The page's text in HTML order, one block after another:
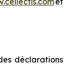
déclarations